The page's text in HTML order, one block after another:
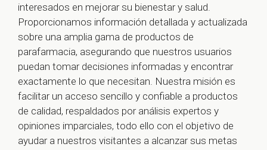
interesados en mejorar su bienestar y salud.
Proporcionamos información detallada y actualizada
sobre una amplia gama de productos de
parafarmacia, asegurando que nuestros usuarios
puedan tomar decisiones informadas y encontrar
exactamente lo que necesitan. Nuestra misión es
facilitar un acceso sencillo y confiable a productos
de calidad, respaldados por análisis expertos y
opiniones imparciales, todo ello con el objetivo de
ayudar a nuestros visitantes a alcanzar sus metas